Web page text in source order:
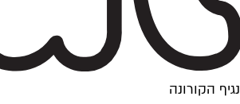
נגיף הקורונה